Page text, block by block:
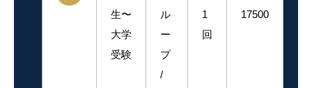
生〜
大学
受験
ル
ー
プ
/
1
回
17500